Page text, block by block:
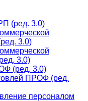
(ред. 3.0)
3.0)
3.0)
(ред. 3.0)
ПРОФ (ред.
персоналом